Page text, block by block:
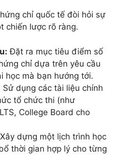
chỉ quốc tế đòi hỏi sự
chiến lược rõ ràng.
Đặt ra mục tiêu điểm số
chỉ dựa trên yêu cầu
học mà bạn hướng tới.
Sử dụng các tài liệu chính
tổ chức thi (như
College Board cho
Xây dựng một lịch trình học
thời gian hợp lý cho từng